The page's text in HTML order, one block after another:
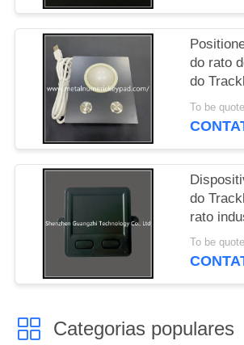
do rato
do
To be
do
rato
táctil
serviço
To be
Categorias populares